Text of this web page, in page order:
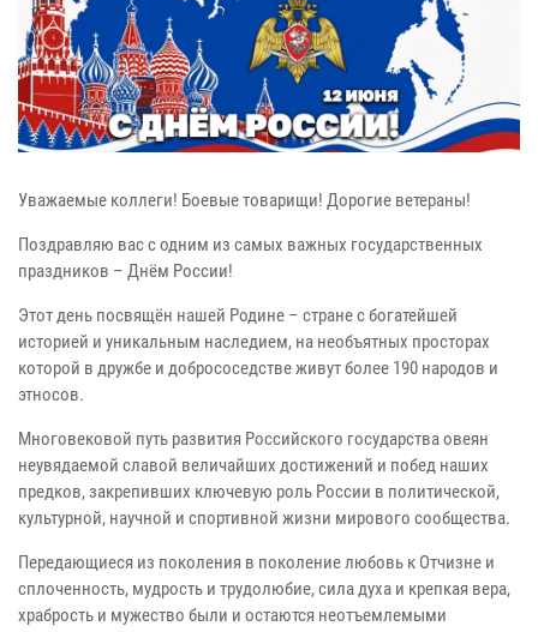
Уважаемые коллеги! Боевые товарищи! Дорогие ветераны!
Поздравляю вас с одним из самых важных государственных
праздников – Днём России!
Этот день посвящён нашей Родине – стране с богатейшей
историей и уникальным наследием, на необъятных просторах
которой в дружбе и добрососедстве живут более 190 народов и
этносов.
Многовековой путь развития Российского государства овеян
неувядаемой славой величайших достижений и побед наших
предков, закрепивших ключевую роль России в политической,
культурной, научной и спортивной жизни мирового сообщества.
Передающиеся из поколения в поколение любовь к Отчизне и
сплоченность, мудрость и трудолюбие, сила духа и крепкая вера,
храбрость и мужество были и остаются неотъемлемыми